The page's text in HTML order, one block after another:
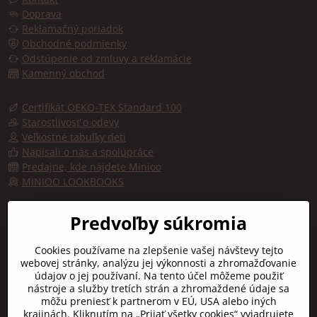
Doprava
Reklamačný poriadok
Obchodné podmienky
Odstúpenie od zmluvy a reklamácie
Kamenný obchod
Certifikát OEKO-TEX Standard 100
Starostlivosť o odevy
Veľkostné tabuľky deti
Napísali o nás a spolupráce
Predajne, kde nájdete Minioo
MINIOO LOOKBOOKS
Predajňa, kde kúpite značku minioo - Fashion by kids
91701 TRNAVA
Otváracie hodiny:
Pon-Pia:9:00 - 16:30
Sobota:10:00 - 12:00
Predvoľby súkromia
Cookies používame na zlepšenie vašej návštevy tejto
webovej stránky, analýzu jej výkonnosti a zhromažďovanie
údajov o jej používaní. Na tento účel môžeme použiť
nástroje a služby tretích strán a zhromaždené údaje sa
môžu preniesť k partnerom v EÚ, USA alebo iných
krajinách. Kliknutím na „Prijať všetky cookies“ vyjadrujete